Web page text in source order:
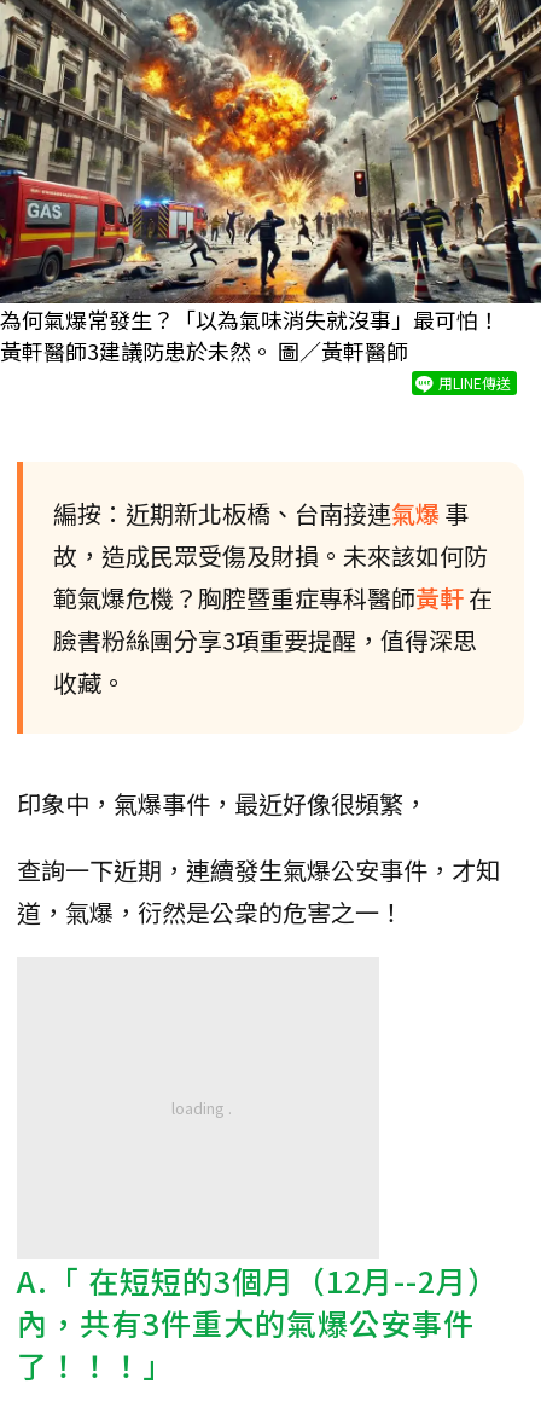
為何氣爆常發生？「以為氣味消失就沒事」最可怕！
黃軒醫師3建議防患於未然。 圖／黃軒醫師
用LINE傳送
編按：近期新北板橋、台南接連氣爆事
故，造成民眾受傷及財損。未來該如何防
範氣爆危機？胸腔暨重症專科醫師黃軒在
臉書粉絲團分享3項重要提醒，值得深思
收藏。
印象中，氣爆事件，最近好像很頻繁，
查詢一下近期，連續發生氣爆公安事件，才知
道，氣爆，衍然是公衆的危害之一！
A.「 在短短的3個月（12月--2月）
內，共有3件重大的氣爆公安事件
了！！！」